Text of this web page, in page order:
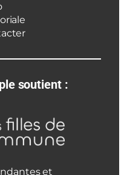
soutient :
et